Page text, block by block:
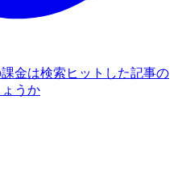
金は検索ヒットした記事の
うか